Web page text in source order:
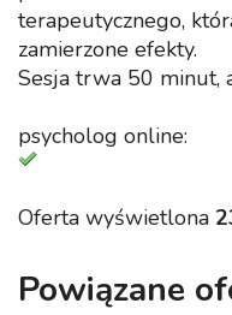
terapeutycznego,
zamierzone efekty.
Sesja trwa 50 minut,
psycholog online:
Oferta wyświetlona
Powiązane